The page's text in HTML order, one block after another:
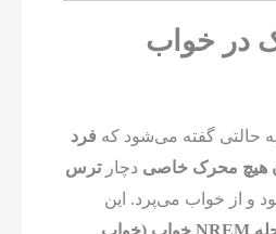
در خواب
حالتی گفته می‌شود که فرد
هیچ محرک خاصی دچارترس
و از خواب می‌پرد. این
مرحله NREM خواب (خواب